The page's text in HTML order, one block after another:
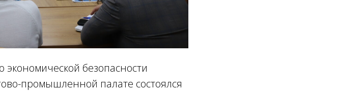
экономической безопасности
промышленной палате состоялся